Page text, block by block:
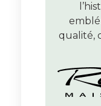
qualité,